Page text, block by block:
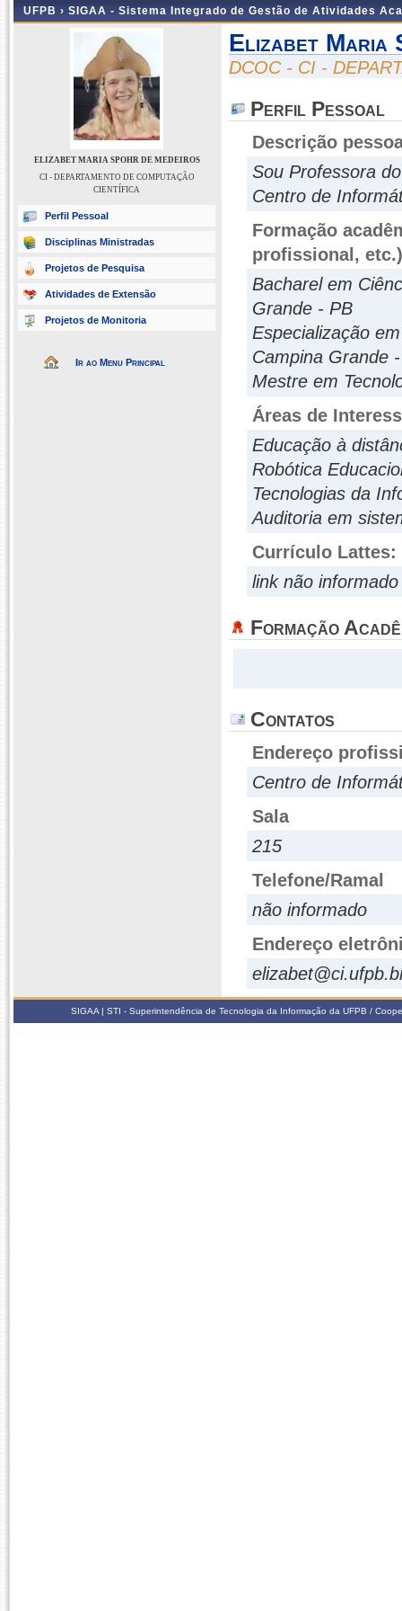
UFPB › SIGAA - Sistema Integrado de Gestão de Atividades
ELIZABET MARIA SPOHR DE MEDEIROS
CI - DEPARTAMENTO DE COMPUTAÇÃO
CIENTÍFICA
Perfil Pessoal
Disciplinas Ministradas
Projetos de Pesquisa
Atividades de Extensão
Projetos de Monitoria
Ir ao Menu Principal
Elizabet Maria
DCOC - CI -
Perfil Pessoal
Descrição
Sou Professora
Centro de
Formação
profissional, etc.)
Bacharel em
Grande - PB
Especialização
Campina Grande
Mestre em
Áreas de
Educação à
Robótica
Tecnologias da
Auditoria em
Currículo Lattes:
link não informado
Formação
Contatos
Endereço
Centro de
Sala
215
Telefone/Ramal
não informado
Endereço
SIGAA | STI - Superintendência de Tecnologia da Informação da UFPB /